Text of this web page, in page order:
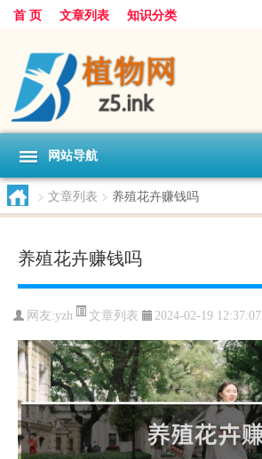
首 页 文章列表 知识分类
网站导航
> 文章列表 > 养殖花卉赚钱吗
养殖花卉赚钱吗
网友:yzh 文章列表 2024-02-19 12:37:07